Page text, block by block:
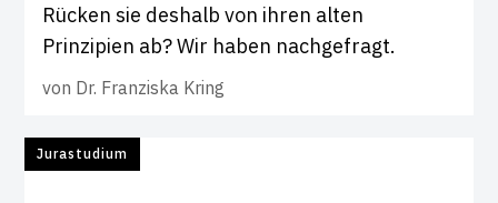
Rücken sie deshalb von ihren alten
Prinzipien ab? Wir haben nachgefragt.
von Dr. Franziska Kring
Jurastudium